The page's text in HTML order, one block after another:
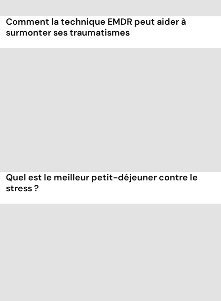
Comment la technique EMDR peut aider à
surmonter ses traumatismes
Quel est le meilleur petit-déjeuner contre le
stress ?